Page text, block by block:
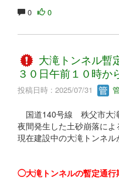
0 0
大滝トンネル暫
３０日午前１０時か
投稿日時 : 2025/07/31
国道140号線 秩父市大滝
夜間発生した土砂崩落によ
現在建設中の大滝トンネル
◯大滝トンネルの暫定通行